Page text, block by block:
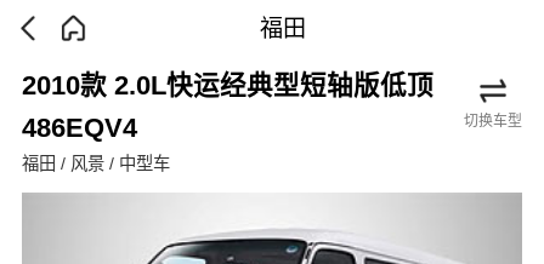
福田
2010款 2.0L快运经典型短轴版低顶
486EQV4
福田 / 风景 / 中型车
切换车型